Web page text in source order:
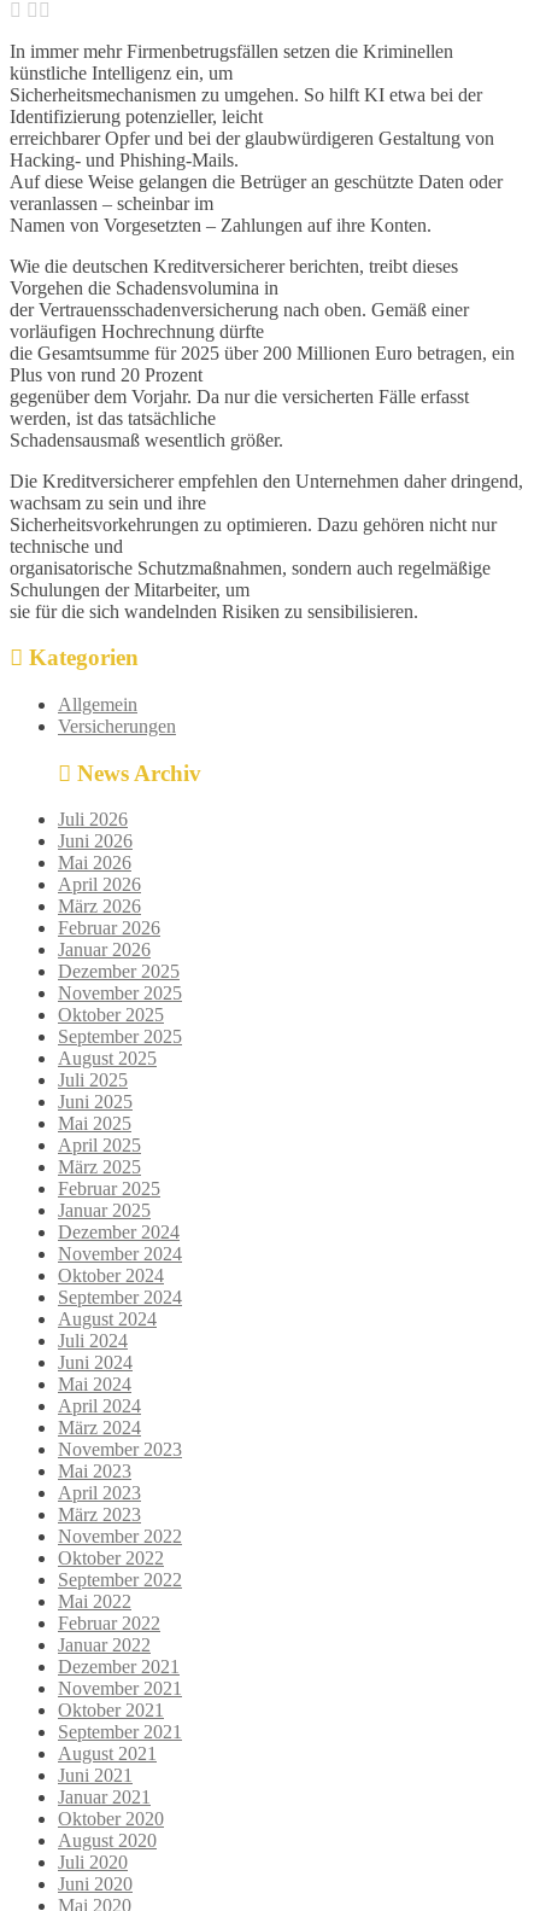
In immer mehr Firmenbetrugsfällen setzen die Kriminellen
künstliche Intelligenz ein, um
Sicherheitsmechanismen zu umgehen. So hilft KI etwa bei der
Identifizierung potenzieller, leicht
erreichbarer Opfer und bei der glaubwürdigeren Gestaltung von
Hacking- und Phishing-Mails.
Auf diese Weise gelangen die Betrüger an geschützte Daten oder
veranlassen – scheinbar im
Namen von Vorgesetzten – Zahlungen auf ihre Konten.
Wie die deutschen Kreditversicherer berichten, treibt dieses
Vorgehen die Schadensvolumina in
der Vertrauensschadenversicherung nach oben. Gemäß einer
vorläufigen Hochrechnung dürfte
die Gesamtsumme für 2025 über 200 Millionen Euro betragen, ein
Plus von rund 20 Prozent
gegenüber dem Vorjahr. Da nur die versicherten Fälle erfasst
werden, ist das tatsächliche
Schadensausmaß wesentlich größer.
Die Kreditversicherer empfehlen den Unternehmen daher dringend,
wachsam zu sein und ihre
Sicherheitsvorkehrungen zu optimieren. Dazu gehören nicht nur
technische und
organisatorische Schutzmaßnahmen, sondern auch regelmäßige
Schulungen der Mitarbeiter, um
sie für die sich wandelnden Risiken zu sensibilisieren.
Kategorien
Allgemein
Versicherungen
News Archiv
Juli 2026
Juni 2026
Mai 2026
April 2026
März 2026
Februar 2026
Januar 2026
Dezember 2025
November 2025
Oktober 2025
September 2025
August 2025
Juli 2025
Juni 2025
Mai 2025
April 2025
März 2025
Februar 2025
Januar 2025
Dezember 2024
November 2024
Oktober 2024
September 2024
August 2024
Juli 2024
Juni 2024
Mai 2024
April 2024
März 2024
November 2023
Mai 2023
April 2023
März 2023
November 2022
Oktober 2022
September 2022
Mai 2022
Februar 2022
Januar 2022
Dezember 2021
November 2021
Oktober 2021
September 2021
August 2021
Juni 2021
Januar 2021
Oktober 2020
August 2020
Juli 2020
Juni 2020
Mai 2020